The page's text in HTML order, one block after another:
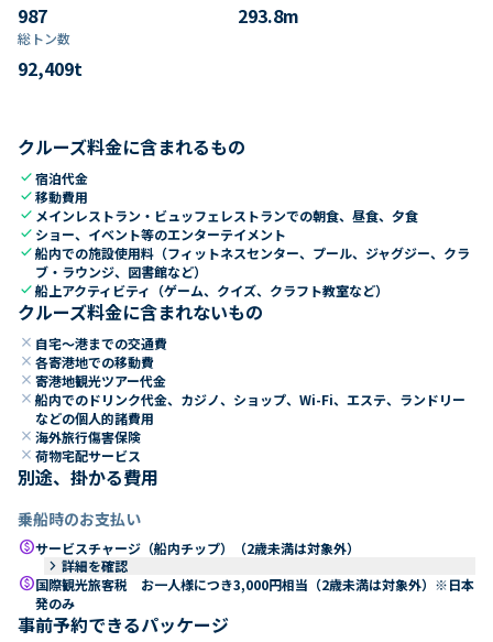
987 293.8m
総トン数​
92,409t
クルーズ料金に含まれるもの
check宿泊代金
check移動費用
check メインレストラン・ビュッフェレストランでの朝食、昼食、夕食
check ショー、イベント等のエンターテイメント
check船内での施設使用料（フィットネスセンター、プール、ジャグジー、クラ
ブ・ラウンジ、図書館など）
check船上アクティビティ（ゲーム、クイズ、クラフト教室など）
クルーズ料金に含まれないもの
close 自宅～港までの交通費
close 各寄港地での移動費
close 寄港地観光ツアー代金
close 船内でのドリンク代金、カジノ、ショップ、Wi-Fi、エステ、ランドリー
などの個人的諸費用
close 海外旅行傷害保険
close 荷物宅配サービス
別途、掛かる費用
乗船時のお支払い
paidサービスチャージ（船内チップ）（2歳未満は対象外）
keyboard_arrow_right 詳細を確認
paid国際観光旅客税 お一人様につき3,000円相当（2歳未満は対象外）※日本
発のみ
事前予約できるパッケージ